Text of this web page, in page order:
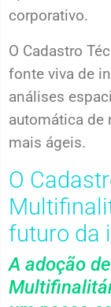
corporativo.
O Cadastro
fonte viva de
análises
automática de
mais ágeis.
O
futuro da
A adoção